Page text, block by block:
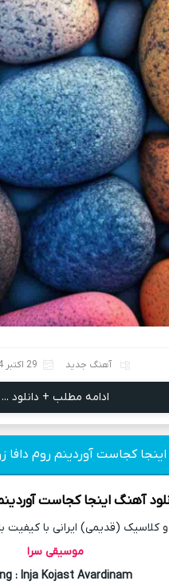
آهنگ جدید 29 اکتبر 2024
ادامه مطلب + دانلود ...
کجاست آوردینم روم دافا
آهنگ اینجا کجاست
(قدیمی) ایرانی با کیفیت
موسیقی سرا
: Inja Kojast Avardinam